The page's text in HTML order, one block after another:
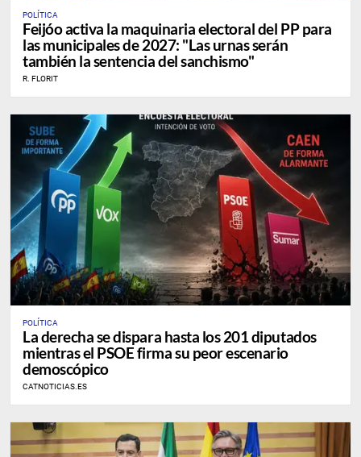
POLÍTICA
Feijóo activa la maquinaria electoral del PP para
las municipales de 2027: "Las urnas serán
también la sentencia del sanchismo"
R. FLORIT
POLÍTICA
La derecha se dispara hasta los 201 diputados
mientras el PSOE firma su peor escenario
demoscópico
CATNOTICIAS.ES